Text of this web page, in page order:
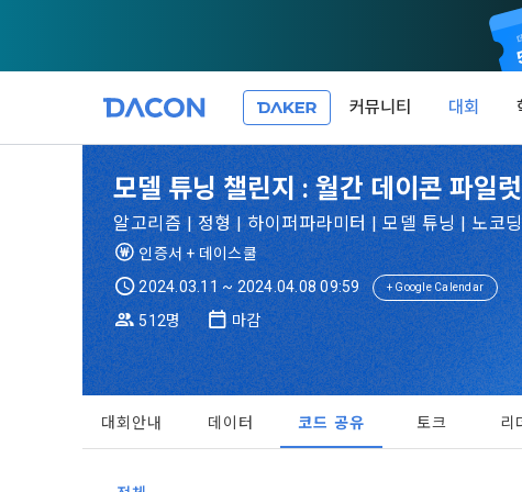
커뮤니티 대회
제 1 조 (목적)
본 약관은 데이콘
필요한 사항을 약
이든 본 서비스를
“회원”이 서비스
제 2 조 (용어의
이 약관에서 사
1."사이트"라 함
여 설정한 가상
가. ***.dacon.io
데이콘은 이
식회사(이하 ‘데
관한 법률(이하 ‘
1. 개인정보처리
데이콘이 어떤
또는 제공’)하
정보를 투명하게
1. 광고성 정보
DACON이 제공
등의 광고성 정
서신우편, 문자
- 마케팅 수신 동
니다.
동의를 거부 하
단, 할인, 이벤
모델 튜닝 챌린지 : 월간 데이콘 파일럿
알고리즘 | 정형 | 하이퍼파라미터 | 모델 튜닝 | 노코
인증서 + 데이스쿨
2024.03.11 ~ 2024.04.08 09:59
+ Google Calendar
512명 마감
대회안내 데이터 코드 공유 토크 리